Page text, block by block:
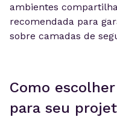
ambientes
recomendada para
sobre camadas de
Como
para seu